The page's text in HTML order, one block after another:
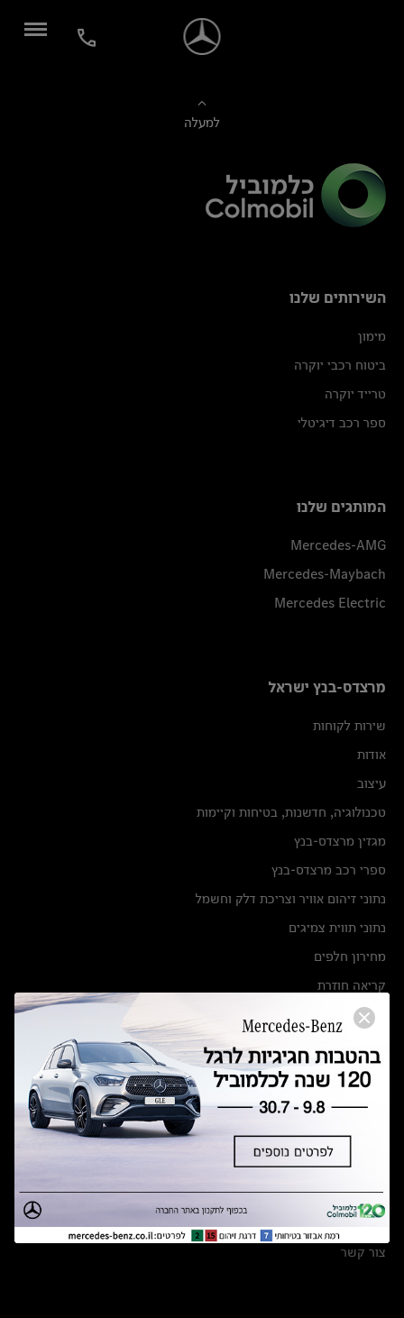
למעלה
השירותים שלנו
מימון
ביטוח רכבי יוקרה
טרייד יוקרה
ספר רכב דיגיטלי
המותגים שלנו
Mercedes-AMG
Mercedes-Maybach
Mercedes Electric
מרצדס-בנץ ישראל
שירות לקוחות
אודות
עיצוב
טכנולוגיה, חדשנות, בטיחות וקיימות
מגזין מרצדס-בנץ
ספרי רכב מרצדס-בנץ
נתוני זיהום אוויר וצריכת דלק וחשמל
נתוני תווית צמיגים
מחירון חלפים
קריאה חוזרת
הודעה על הטבות לרכבי מרצדס בהסדר פשרה בתצ 56447-02-19
תקנון ימי מכירות 120 לכלמוביל
מצאו אותנו
אולמות תצוגה
מרכזי שירות
צור קשר